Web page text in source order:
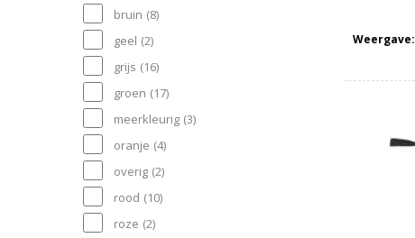
bruin (8)
geel (2)
grijs (16)
groen (17)
meerkleurig (3)
oranje (4)
overig (2)
rood (10)
roze (2)
Weergave: